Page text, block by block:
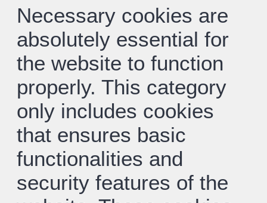
Necessary cookies are
absolutely essential for
the website to function
properly. This category
only includes cookies
that ensures basic
functionalities and
security features of the